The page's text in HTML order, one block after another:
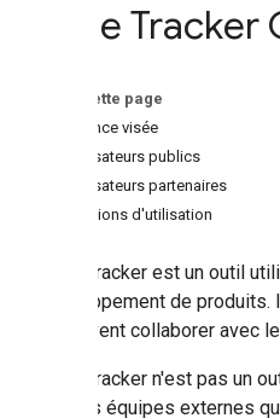
Issue
Sur cette page
Audience visée
Utilisateurs publics
Utilisateurs partenaires
Conditions d'utilisation
Issue Tracker est un outil
développement de
qui doivent collaborer avec
Issue Tracker n'est pas un
pour les équipes externes